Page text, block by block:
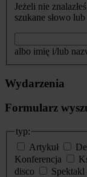
Jeżeli nie
szukane słowo
albo imię i/lub
Wydarzenia
Formularz
typ:
Artykuł
Konferencja
disco
Spektakl